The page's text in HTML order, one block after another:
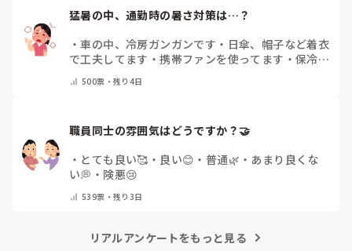
猛暑の中、通勤時の暑さ対策は…？
・車の中、冷房ガンガンです ・ 日傘、帽子など着衣
で工夫してます ・携帯ファンを使ってます ・ 保冷剤
ん ・その他（コメントで教えて下さい）
500票・残り4日
職員同士の雰囲気はどうですか？🤝
・ とても良い🥰 ・ 良い😊 ・ 普通🌿 ・ あまり良くな
い💭 ・ 険悪😢
539票・残り3日
リアルアンケートをもっと見る